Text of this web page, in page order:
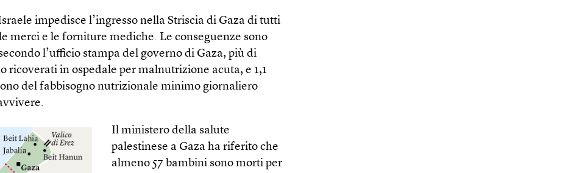
impedisce l’ingresso nella Striscia di Gaza di tutti
merci e le forniture mediche. Le conseguenze sono
l’ufficio stampa del governo di Gaza, più di
ricoverati in ospedale per malnutrizione acuta, e 1,1
del fabbisogno nutrizionale minimo giornaliero
Il ministero della salute
palestinese a Gaza ha riferito che
almeno 57 bambini sono morti per